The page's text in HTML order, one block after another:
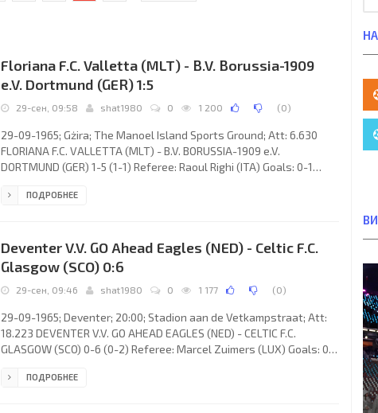
Floriana F.C. Valletta (MLT) - B.V. Borussia-1909
e.V. Dortmund (GER) 1:5
29-сен, 09:58 shat1980 0 1 200 (0)
29-09-1965; Gżira; The Manoel Island Sports Ground; Att: 6.630
FLORIANA F.C. VALLETTA (MLT) - B.V. BORUSSIA-1909 e.V.
DORTMUND (GER) 1-5 (1-1) Referee: Raoul Righi (ITA) Goals: 0-1
58; 1-3 Siegfried Held 62; 1-4 Siegfried Held 64; 1-5 Reinhold Wosab
Frankie Micallef, Charles Chirchop, Charles Buttigieg,
ПОДРОБНЕЕ
Deventer V.V. GO Ahead Eagles (NED) - Celtic F.C.
Glasgow (SCO) 0:6
29-сен, 09:46 shat1980 0 1 177 (0)
29-09-1965; Deventer; 20:00; Stadion aan de Vetkampstraat; Att:
18.223 DEVENTER V.V. GO AHEAD EAGLES (NED) - CELTIC F.C.
GLASGOW (SCO) 0-6 (0-2) Referee: Marcel Zuimers (LUX) Goals: 0-1
Bobby Lennox 56; 0-5 Bobby Lennox 70; 0-6 Jimmy Johnstone 78. V.V.
ПОДРОБНЕЕ